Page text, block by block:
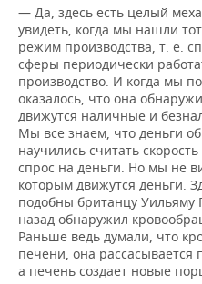
— Да, здесь есть целый
увидеть, когда мы нашли
режим производства, т. е.
сферы периодически
производство. И когда мы
оказалось, что она
движутся наличные и
Мы все знаем, что деньги
научились считать
спрос на деньги. Но мы не
которым движутся деньги.
подобны британцу Уильяму
назад обнаружил
Раньше ведь думали, что
печени, она рассасывается
а печень создает новые